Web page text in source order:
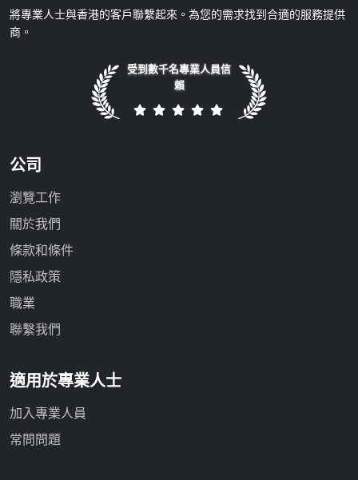
將專業人士與香港的客戶聯繫起來。為您的需求找到合適的服務提供
商。
受到數千名專業人員信
賴
公司
瀏覽工作
關於我們
條款和條件
隱私政策
職業
聯繫我們
適用於專業人士
加入專業人員
常問問題